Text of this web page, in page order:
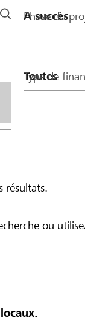
Phase du
Type de
résultats.
ou